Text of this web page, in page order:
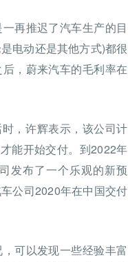
再推迟了汽车生产的目
电动还是其他方式)都很
，蔚来汽车的毛利率在
，许辉表示，该公司计
能开始交付。到2022年
发布了一个乐观的新预
公司2020年在中国交付
可以发现一些经验丰富